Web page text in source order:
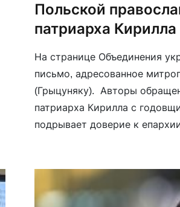
Польской
патриарха Кирилла
На странице Объединения
письмо, адресованное
(Грыцуняку). Авторы
патриарха Кирилла с
подрывает доверие к
автокефальной
патриарха Варфоломея […]